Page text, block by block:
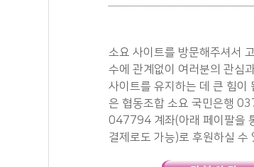
소요 사이트를 방문해주셔서
수에 관계없이 여러분의 관심
사이트를 유지하는 데 큰 힘이
은 협동조합 소요 국민은행
047794 계좌(아래 페이팔을
결제로도 가능)로 후원하실 수